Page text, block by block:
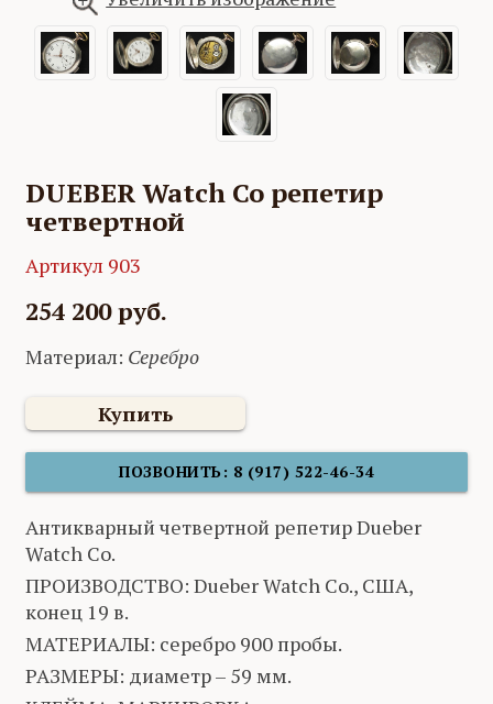
DUEBER Watch Co репетир
четвертной
Артикул 903
254 200 руб.
Материал: Серебро
Купить
ПОЗВОНИТЬ: 8 (917) 522-46-34
Антикварный четвертной репетир Dueber
Watch Co.
ПРОИЗВОДСТВО: Dueber Watch Co., США,
конец 19 в.
МАТЕРИАЛЫ: серебро 900 пробы.
РАЗМЕРЫ: диаметр – 59 мм.